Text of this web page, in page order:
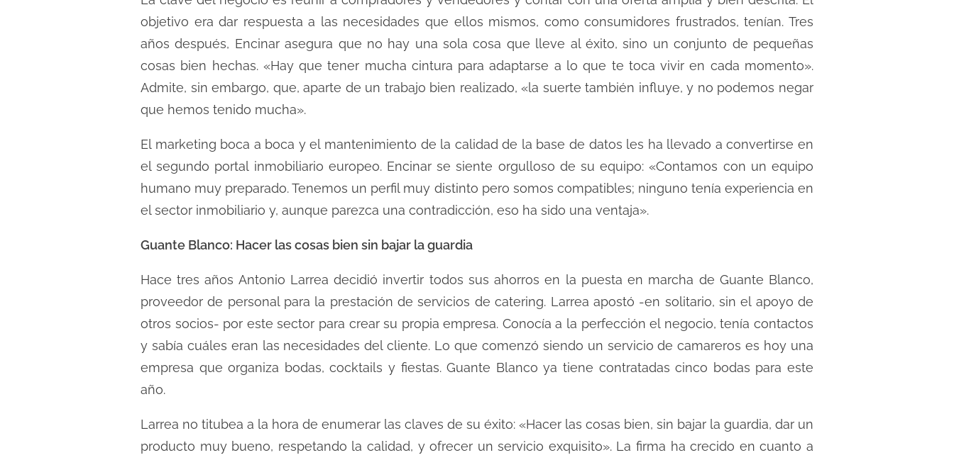
objetivo era dar respuesta a las necesidades que ellos mismos, como consumidores frustrados, tenían. Tres
años después, Encinar asegura que no hay una sola cosa que lleve al éxito, sino un conjunto de pequeñas
cosas bien hechas. «Hay que tener mucha cintura para adaptarse a lo que te toca vivir en cada momento».
Admite, sin embargo, que, aparte de un trabajo bien realizado, «la suerte también influye, y no podemos negar
que hemos tenido mucha».
El marketing boca a boca y el mantenimiento de la calidad de la base de datos les ha llevado a convertirse en
el segundo portal inmobiliario europeo. Encinar se siente orgulloso de su equipo: «Contamos con un equipo
humano muy preparado. Tenemos un perfil muy distinto pero somos compatibles; ninguno tenía experiencia en
el sector inmobiliario y, aunque parezca una contradicción, eso ha sido una ventaja».
Guante Blanco: Hacer las cosas bien sin bajar la guardia
Hace tres años Antonio Larrea decidió invertir todos sus ahorros en la puesta en marcha de Guante Blanco,
proveedor de personal para la prestación de servicios de catering. Larrea apostó -en solitario, sin el apoyo de
otros socios- por este sector para crear su propia empresa. Conocía a la perfección el negocio, tenía contactos
y sabía cuáles eran las necesidades del cliente. Lo que comenzó siendo un servicio de camareros es hoy una
empresa que organiza bodas, cocktails y fiestas. Guante Blanco ya tiene contratadas cinco bodas para este
año.
Larrea no titubea a la hora de enumerar las claves de su éxito: «Hacer las cosas bien, sin bajar la guardia, dar un
producto muy bueno, respetando la calidad, y ofrecer un servicio exquisito». La firma ha crecido en cuanto a